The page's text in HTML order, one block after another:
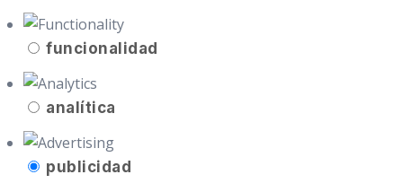
funcionalidad
analítica
publicidad